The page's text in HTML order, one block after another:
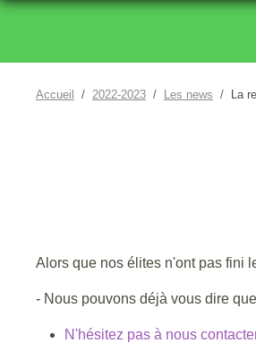
Accueil 2022-2023 Les news La
Alors que nos élites n'ont pas fini
- Nous pouvons déjà vous dire
N'hésitez pas à nous